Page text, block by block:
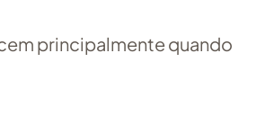
principalmente quando